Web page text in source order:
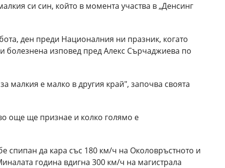
си син, който в момента участва в „Денсинг
ден преди Националния ни празник, когато
болезнена изповед пред Алекс Сърчаджиева по
малкия е малко в другия край", започва своята
още ще признае и колко голямо е
спипан да кара със 180 км/ч на Околовръстното и
година вдигна 300 км/ч на магистрала